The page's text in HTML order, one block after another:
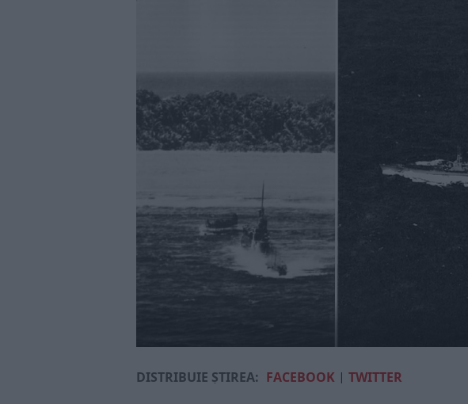
DISTRIBUIE ȘTIREA: FACEBOOK | TWITTER